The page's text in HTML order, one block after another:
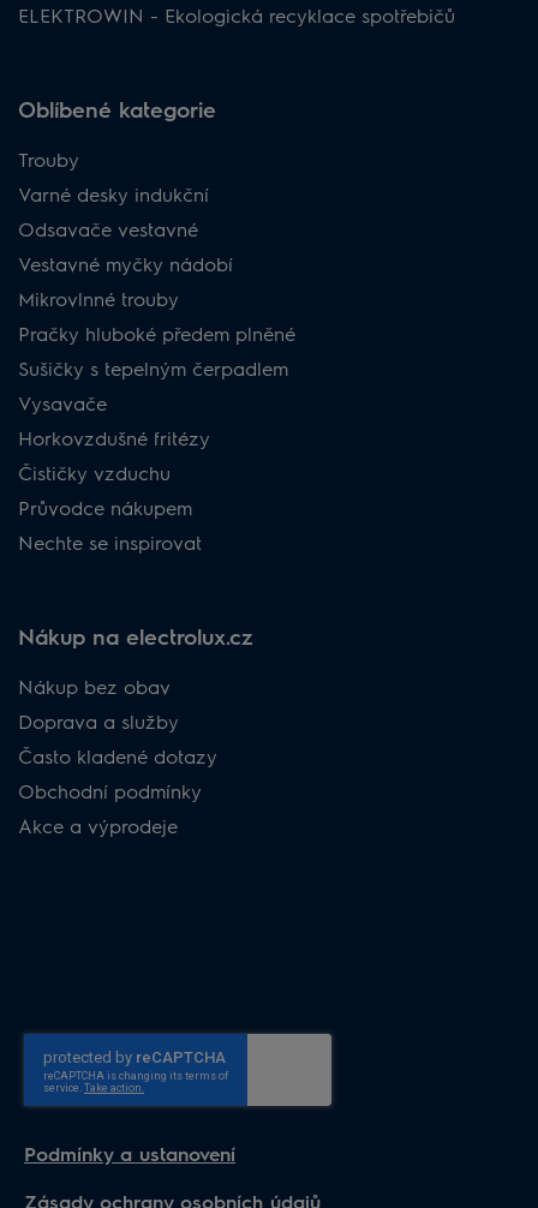
ELEKTROWIN - Ekologická recyklace spotřebičů
Oblíbené kategorie
Trouby
Varné desky indukční
Odsavače vestavné
Vestavné myčky nádobí
Mikrovlnné trouby
Pračky hluboké předem plněné
Sušičky s tepelným čerpadlem
Vysavače
Horkovzdušné fritézy
Čističky vzduchu
Průvodce nákupem
Nechte se inspirovat
Nákup na electrolux.cz
Nákup bez obav
Doprava a služby
Často kladené dotazy
Obchodní podmínky
Akce a výprodeje
Podmínky a ustanovení
Zásady ochrany osobních údajů